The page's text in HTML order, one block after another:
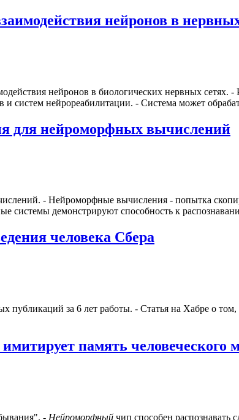
нейронов в
нейронов в биологических нервных сетях. -
систем нейрореабилитации. - Система может
для нейроморфных вычислений
- Нейроморфные вычисления - попытка
системы демонстрируют способность к
человека Сбера
публикаций за 6 лет работы. - Статья на Хабре о
память человеческого
- Нейроморфный чип способен распознавать